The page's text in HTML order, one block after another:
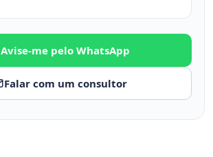
Avise-me pelo WhatsApp
Falar com um consultor